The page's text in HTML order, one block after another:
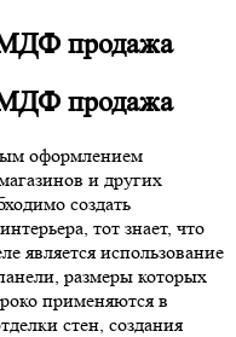
продажа
продажа
оформлением
и других
создать
тот знает, что
является использование
размеры которых
применяются в
стен, создания